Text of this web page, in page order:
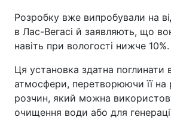
Розробку вже випробували на
в Лас-Вегасі й заявляють, що
навіть при вологості нижче 10%.
Ця установка здатна поглинати
атмосфери, перетворюючи її на
розчин, який можна
очищення води або для